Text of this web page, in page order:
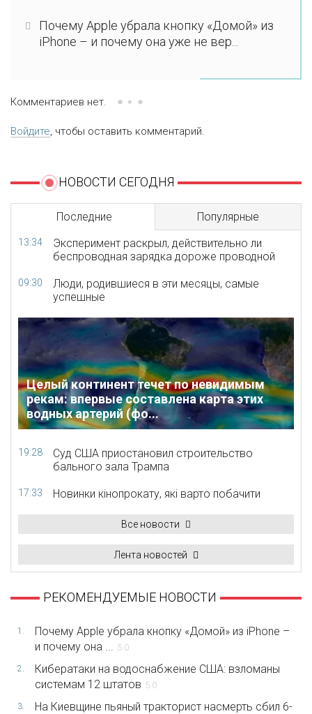
Почему Apple убрала кнопку «Домой» из
iPhone – и почему она уже не вер...
Комментариев нет.
Войдите, чтобы оставить комментарий.
НОВОСТИ СЕГОДНЯ
Последние Популярные
13:34
Эксперимент раскрыл, действительно ли
беспроводная зарядка дороже проводной
09:30
Люди, родившиеся в эти месяцы, самые
успешные
Целый континент течет по невидимым
рекам: впервые составлена карта этих
водных артерий (фо...
19:28
Суд США приостановил строительство
бального зала Трампа
17:33 Новинки кінопрокату, які варто побачити
Все новости
Лента новостей
РЕКОМЕНДУЕМЫЕ НОВОСТИ
1.
Почему Apple убрала кнопку «Домой» из iPhone –
и почему она ...
5.0
2.
Кибератаки на водоснабжение США: взломаны
системам 12 штатов 5.0
3.
На Киевщине пьяный тракторист насмерть сбил 6-